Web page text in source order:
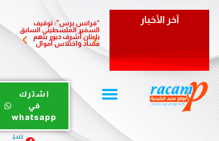
آخر الأخبار
“فرانس برس”: توقيف
السفير الفلسطيني السابق
بلبنان أشرف دبور بتهم
فساد واختلاس أموال
تزور
وتؤكد
يو
ب
سب
اشترك
في
whatsapp